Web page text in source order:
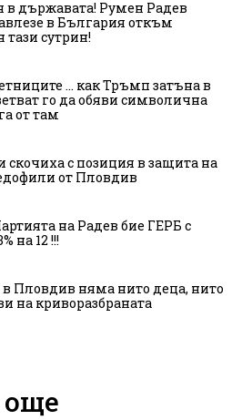
в държавата! Румен Радев
в България откъм
сутрин!
… как Тръмп затъна в
го да обяви символична
от там
скочиха с позиция в защита на
от Пловдив
на Радев бие ГЕРБ с
на 12 !!!
в Пловдив няма нито деца, нито
на криворазбраната
още